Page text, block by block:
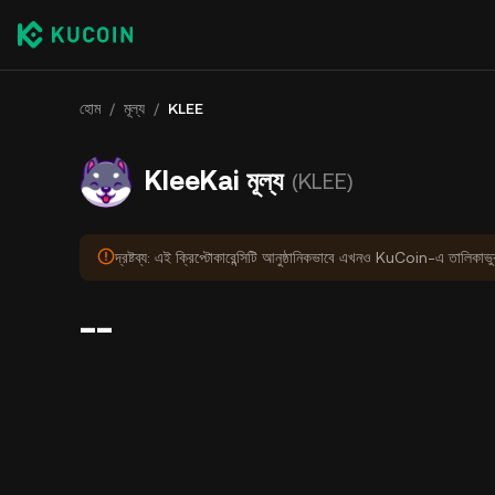
হোম / মূল্য / KLEE
KleeKai মূল্য (KLEE)
দ্রষ্টব্য: এই ক্রিপ্টোকারেন্সিটি আনুষ্ঠানিকভাবে এখনও KuCoin-এ
--